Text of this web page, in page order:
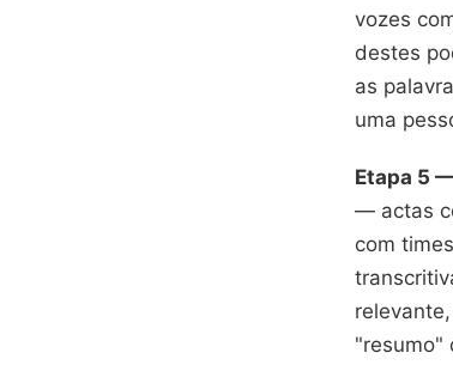
vozes
destes
as
uma
Etapa 5
— actas
com
"resumo"